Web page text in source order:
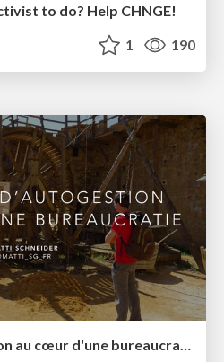
to do? Help CHNGE!
1 190
Une bulle d'autogestion au cœur d'une bureaucratie